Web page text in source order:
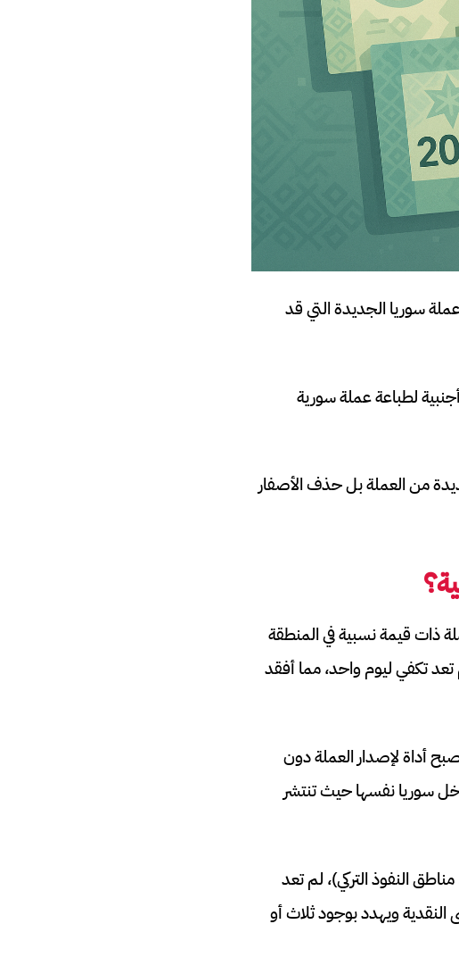
سوريا الجديدة التي قد
عروضاً من شركات من 9 دول عربية وأجنبية لطباعة عملة سورية
من العملة بل حذف الأصفار
منذ عام 2011، وتحولت من عملة ذات قيمة نسبية في المنطقة
تعد تكفي ليوم واحد، مما أفقد
أداة لإصدار العملة دون
سوريا نفسها حيث تنتشر
النفوذ التركي)، لم تعد
ويهدد بوجود ثلاث أو